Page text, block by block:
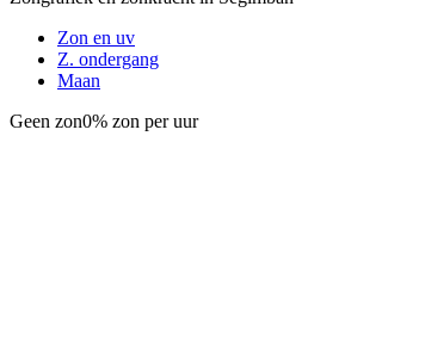
Zon en uv
Z. ondergang
Maan
Geen zon0% zon per uur